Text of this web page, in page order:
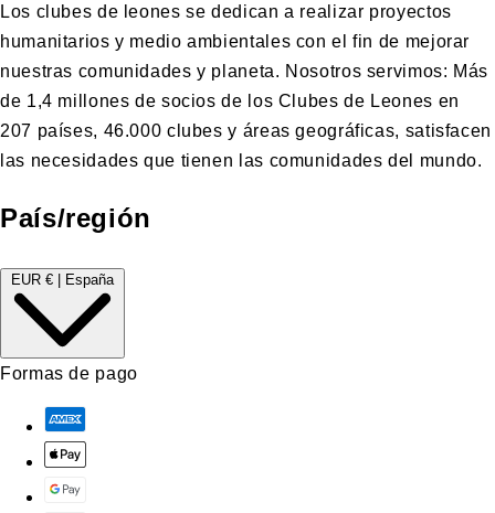
Los clubes de leones se dedican a realizar proyectos
humanitarios y medio ambientales con el fin de mejorar
nuestras comunidades y planeta. Nosotros servimos: Más
de 1,4 millones de socios de los Clubes de Leones en
207 países, 46.000 clubes y áreas geográficas, satisfacen
las necesidades que tienen las comunidades del mundo.
País/región
EUR € | España
Formas de pago